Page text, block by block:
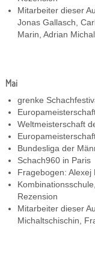
Mitarbeiter dieser
Jonas Gallasch,
Marin, Adrian
Mai
grenke
Weltmeisterschaft
Bundesliga der
Schach960 in Paris
Fragebogen: Alexej
Rezension
Mitarbeiter dieser
Michaltschischin,